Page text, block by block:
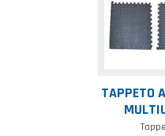
TAPPETO